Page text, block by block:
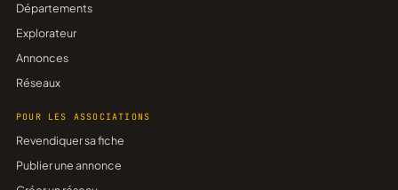
Départements
Explorateur
Annonces
Réseaux
POUR LES ASSOCIATIONS
Revendiquer sa fiche
Publier une annonce